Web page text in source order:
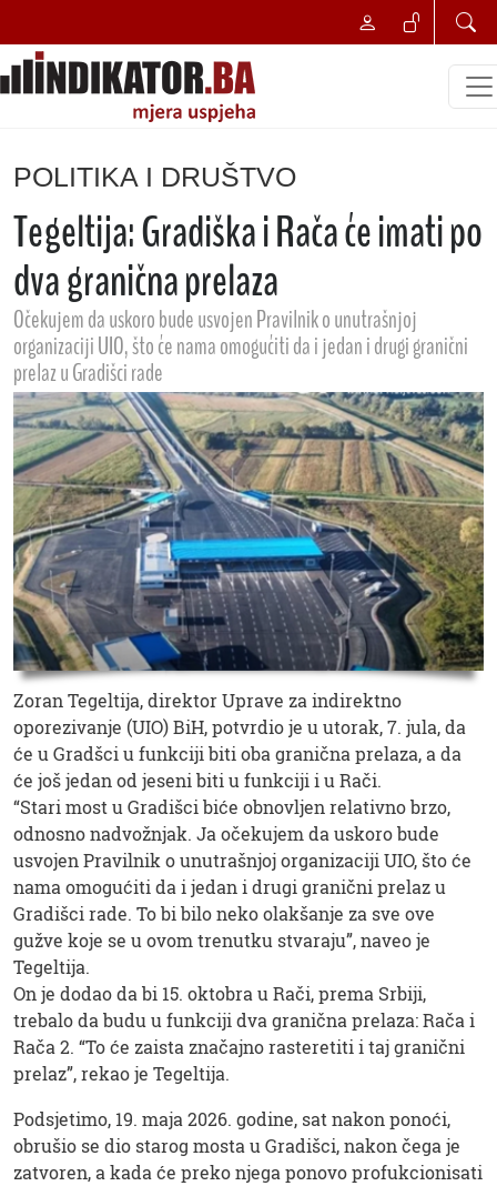
POLITIKA I DRUŠTVO
Tegeltija: Gradiška i Rača će imati po
dva granična prelaza
Očekujem da uskoro bude usvojen Pravilnik o unutrašnjoj
organizaciji UIO, što će nama omogućiti da i jedan i drugi granični
prelaz u Gradišci rade
Zoran Tegeltija, direktor Uprave za indirektno
oporezivanje (UIO) BiH, potvrdio je u utorak, 7. jula, da
će u Gradšci u funkciji biti oba granična prelaza, a da
će još jedan od jeseni biti u funkciji i u Rači.
“Stari most u Gradišci biće obnovljen relativno brzo,
odnosno nadvožnjak. Ja očekujem da uskoro bude
usvojen Pravilnik o unutrašnjoj organizaciji UIO, što će
nama omogućiti da i jedan i drugi granični prelaz u
Gradišci rade. To bi bilo neko olakšanje za sve ove
gužve koje se u ovom trenutku stvaraju”, naveo je
Tegeltija.
On je dodao da bi 15. oktobra u Rači, prema Srbiji,
trebalo da budu u funkciji dva granična prelaza: Rača i
Rača 2. “To će zaista značajno rasteretiti i taj granični
prelaz”, rekao je Tegeltija.
Podsjetimo, 19. maja 2026. godine, sat nakon ponoći,
obrušio se dio starog mosta u Gradišci, nakon čega je
zatvoren, a kada će preko njega ponovo profukcionisati